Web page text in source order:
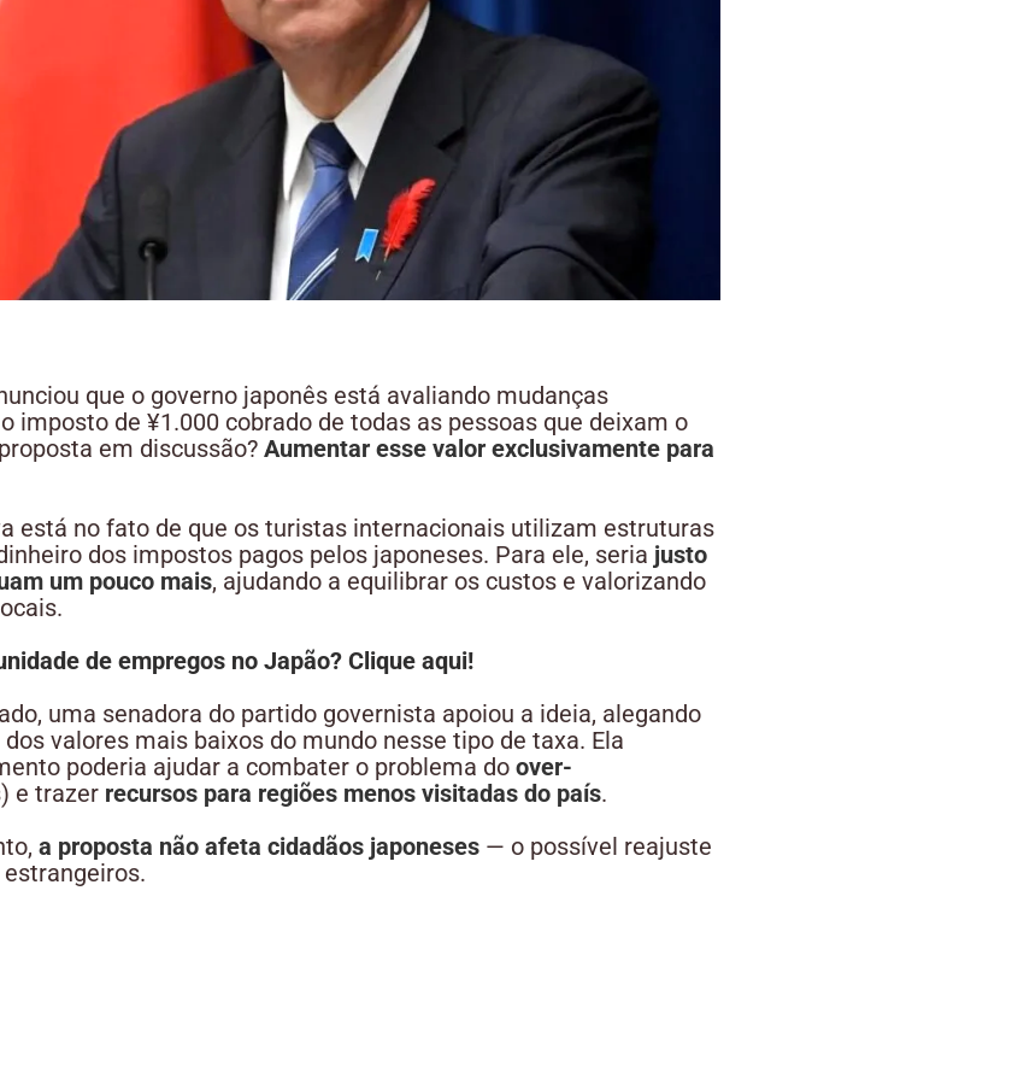
que o governo japonês está avaliando mudanças
imposto de ¥1.000 cobrado de todas as pessoas que deixam o
em discussão? Aumentar esse valor exclusivamente para
está no fato de que os turistas internacionais utilizam estruturas
dos impostos pagos pelos japoneses. Para ele, seria justo
um pouco mais, ajudando a equilibrar os custos e valorizando
de empregos no Japão? Clique aqui!
uma senadora do partido governista apoiou a ideia, alegando
valores mais baixos do mundo nesse tipo de taxa. Ela
poderia ajudar a combater o problema do over-
e trazer recursos para regiões menos visitadas do país.
a proposta não afeta cidadãos japoneses— o possível reajuste